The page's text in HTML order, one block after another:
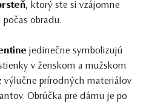
, ktorý ste si vzájomne
obradu.
jedinečne symbolizujú
v ženskom a mužskom
výlučne prírodných materiálov
Obrúčka pre dámu je po